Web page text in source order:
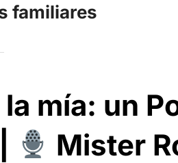
familiares
mía: un
Mister